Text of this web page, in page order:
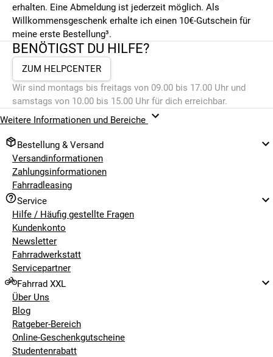
erhalten. Eine Abmeldung ist jederzeit möglich. Als
Willkommensgeschenk erhalte ich einen 10€-Gutschein für
meine erste Bestellung³.
BENÖTIGST DU HILFE?
ZUM HELPCENTER
Wir sind montags bis freitags von 09.00 bis 17.00 Uhr und
samstags von 10.00 bis 15.00 Uhr für dich erreichbar.
Weitere Informationen und Bereiche
Bestellung & Versand
Versandinformationen
Zahlungsinformationen
Fahrradleasing
Service
Hilfe / Häufig gestellte Fragen
Kundenkonto
Newsletter
Fahrradwerkstatt
Servicepartner
Fahrrad XXL
Über Uns
Blog
Ratgeber-Bereich
Online-Geschenkgutscheine
Studentenrabatt